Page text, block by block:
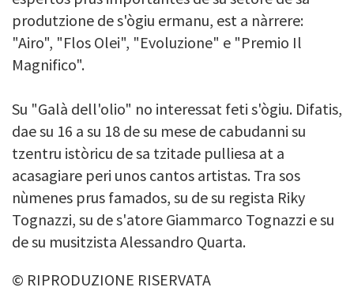
produtzione de s'ògiu ermanu, est a nàrrere:
"Airo", "Flos Olei", "Evoluzione" e "Premio Il
Magnifico".
Su "Galà dell'olio" no interessat feti s'ògiu. Difatis,
dae su 16 a su 18 de su mese de cabudanni su
tzentru istòricu de sa tzitade pulliesa at a
acasagiare peri unos cantos artistas. Tra sos
nùmenes prus famados, su de su regista Riky
Tognazzi, su de s'atore Giammarco Tognazzi e su
de su musitzista Alessandro Quarta.
© RIPRODUZIONE RISERVATA